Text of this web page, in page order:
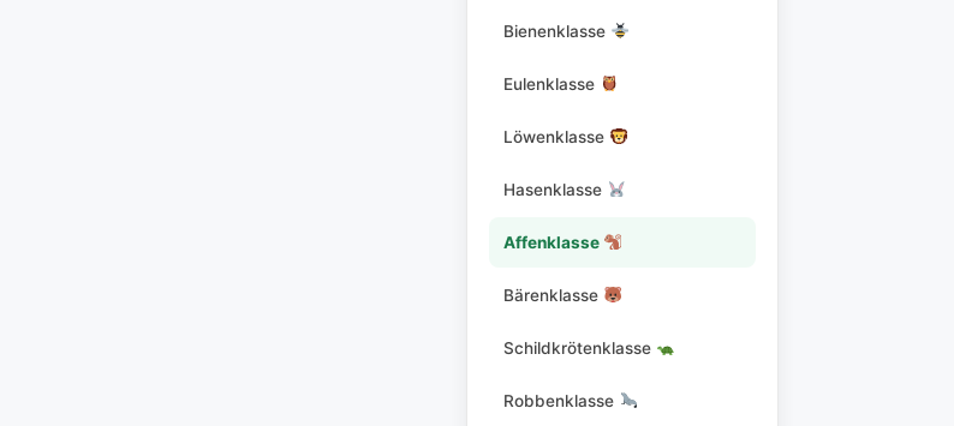
Bienenklasse
Eulenklasse
Löwenklasse
Hasenklasse
Affenklasse
Bärenklasse
Schildkrötenklasse
Robbenklasse